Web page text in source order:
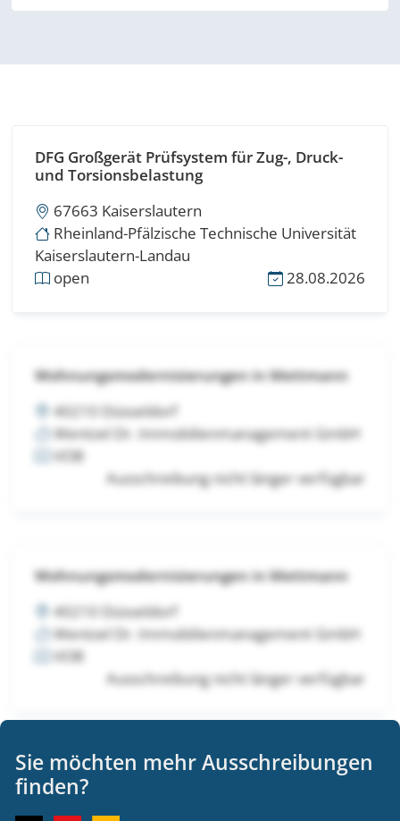
DFG Großgerät Prüfsystem für Zug-, Druck-
und Torsionsbelastung
67663 Kaiserslautern
Rheinland-Pfälzische Technische Universität
Kaiserslautern-Landau
open
28.08.2026
Wohnungsmodernisierungen in Mettmann
40210 Düsseldorf
Wentzel Dr. Immobilienmanagement GmbH
VOB
Ausschreibung nicht länger verfügbar
Wohnungsmodernisierungen in Mettmann
40210 Düsseldorf
Wentzel Dr. Immobilienmanagement GmbH
VOB
Ausschreibung nicht länger verfügbar
Wohnungsmodernisierungen in Mettmann
40210 Düsseldorf
Sie möchten mehr Ausschreibungen
finden?